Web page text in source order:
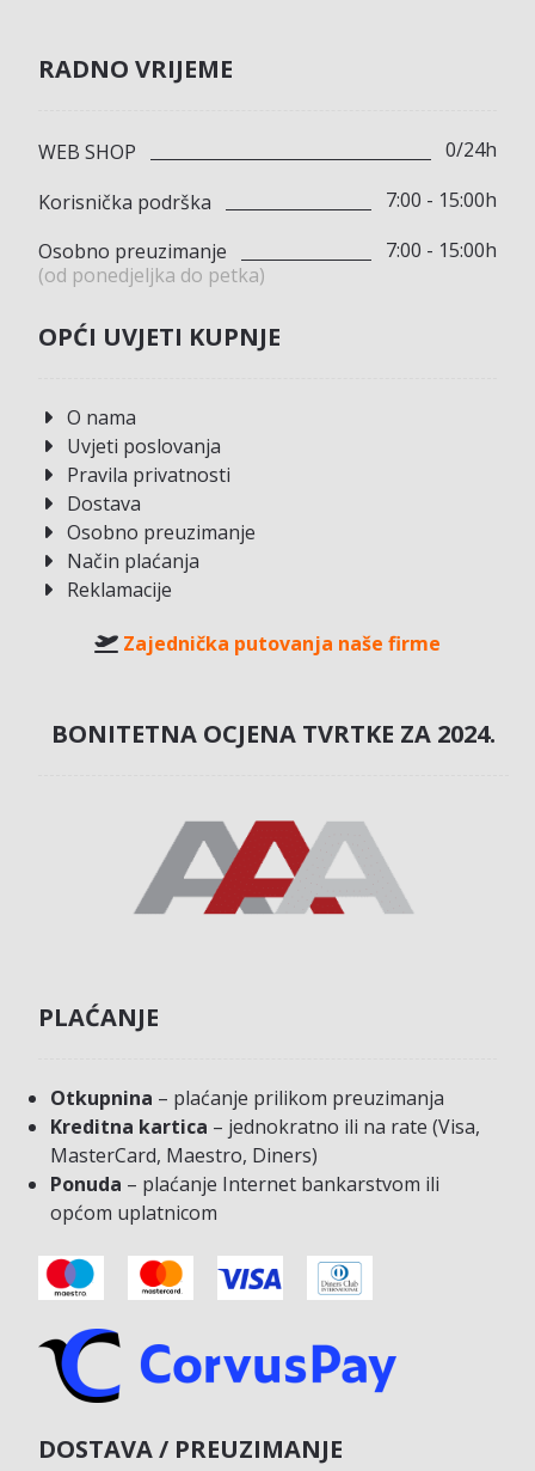
RADNO VRIJEME
WEB SHOP
0/24h
Korisnička podrška
7:00 - 15:00h
Osobno preuzimanje
(od ponedjeljka do petka)
7:00 - 15:00h
OPĆI UVJETI KUPNJE
O nama
Uvjeti poslovanja
Pravila privatnosti
Dostava
Osobno preuzimanje
Način plaćanja
Reklamacije
Zajednička putovanja naše firme
BONITETNA OCJENA TVRTKE ZA 2024.
PLAĆANJE
Otkupnina – plaćanje prilikom preuzimanja
Kreditna kartica – jednokratno ili na rate (Visa,
MasterCard, Maestro, Diners)
Ponuda – plaćanje Internet bankarstvom ili
općom uplatnicom
DOSTAVA / PREUZIMANJE